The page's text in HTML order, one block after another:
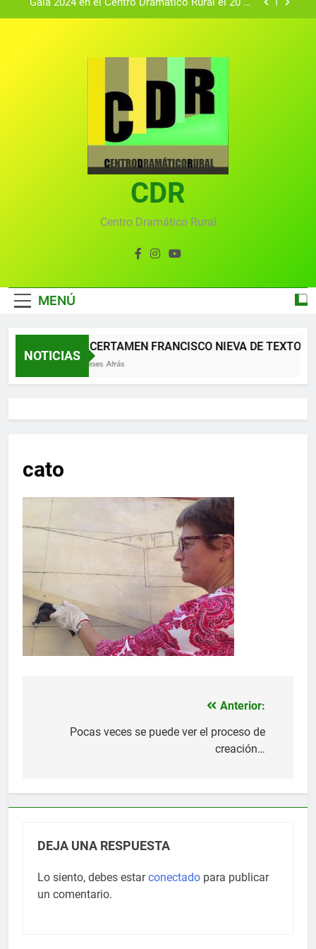
Gala 2024 en el Centro Dramático Rural el 20 de
convocado por el Centro Dramático Rural de Mira
(Cuenca)
Gala anual virtual del Centro Dramático Rural de
Gala del Centro Dramático Rural 2025
Gala 2024 en el Centro Dramático Rural el 20 de
Textos seleccionados en el VI Certamen
Francisco Nieva de piezas breves teatrales
convocado por el Centro Dramático Rural de Mira
Gala anual virtual del Centro Dramático Rural de
CDR
Centro Dramático Rural
MENÚ
NOTICIAS
XII CERTAMEN FRANCISCO NIEVA DE TEXTOS
2 Meses Atrás
cato
Anterior:
Pocas veces se puede ver el proceso de
creación…
DEJA UNA RESPUESTA
Lo siento, debes estarconectado para publicar
un comentario.